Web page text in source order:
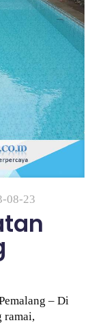
08-23
– Di
ramai,